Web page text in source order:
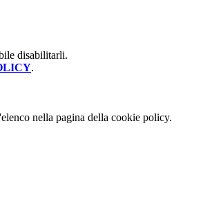
disabilitarli.
.
nella pagina della cookie policy.